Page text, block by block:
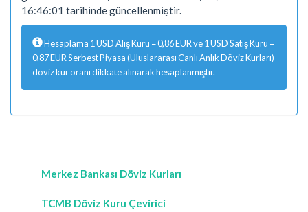
16:46:01 tarihinde güncellenmiştir.
Hesaplama 1 USD Alış Kuru = 0,86 EUR ve 1 USD Satış Kuru =
0,87 EUR Serbest Piyasa (Uluslararası Canlı Anlık Döviz Kurları)
döviz kur oranı dikkate alınarak hesaplanmıştır.
Merkez Bankası Döviz Kurları
TCMB Döviz Kuru Çevirici